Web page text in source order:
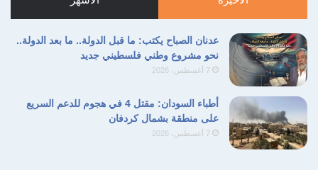
مورد بشري رخيص في حروب بعيدة عن حدودها
استجابة إنسانية وقانونية عاجلة من قبل
المؤسسات الدولية والمحلية المعنية.
الاتجار العسكري الجمهورية اليمنية
عدنان الصباح يكتب: ما قبل الدولة.. ما بعد الدولة..
نحو مشروع وطني فلسطيني جديد
7 أغسطس، 2026
أطباء السودان: مقتل 4 في هجوم للدعم السريع
على منطقة بشمال كردفان
7 أغسطس، 2026